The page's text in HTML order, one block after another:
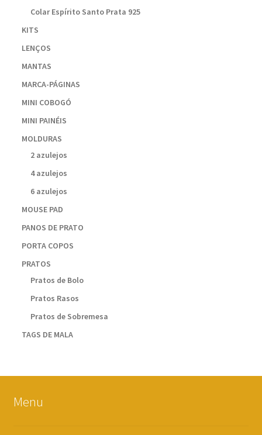
Colar Espírito Santo Prata 925
KITS
LENÇOS
MANTAS
MARCA-PÁGINAS
MINI COBOGÓ
MINI PAINÉIS
MOLDURAS
2 azulejos
4 azulejos
6 azulejos
MOUSE PAD
PANOS DE PRATO
PORTA COPOS
PRATOS
Pratos de Bolo
Pratos Rasos
Pratos de Sobremesa
TAGS DE MALA
Menu